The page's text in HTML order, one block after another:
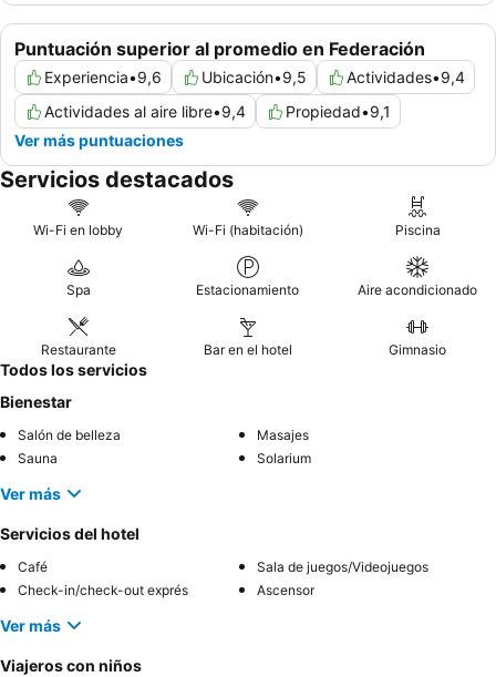
Puntuación superior al promedio en Federación
Experiencia•9,6 Ubicación•9,5 Actividades•9,4
Actividades al aire libre•9,4 Propiedad•9,1
Ver más puntuaciones
Servicios destacados
Wi-Fi en lobby Wi-Fi (habitación) Piscina
Spa Estacionamiento Aire acondicionado
Restaurante Bar en el hotel Gimnasio
Todos los servicios
Bienestar
Salón de belleza
Masajes
Sauna
Solarium
Ver más
Servicios del hotel
Café
Sala de juegos/Videojuegos
Check-in/check-out exprés
Ascensor
Ver más
Viajeros con niños